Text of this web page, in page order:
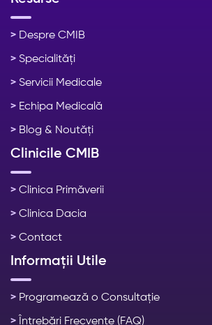
> Despre CMIB
> Specialități
> Servicii Medicale
> Echipa Medicală
> Blog & Noutăți
Clinicile CMIB
> Clinica Primăverii
> Clinica Dacia
> Contact
Informații Utile
> Programează o Consultație
> Întrebări Frecvente (FAQ)